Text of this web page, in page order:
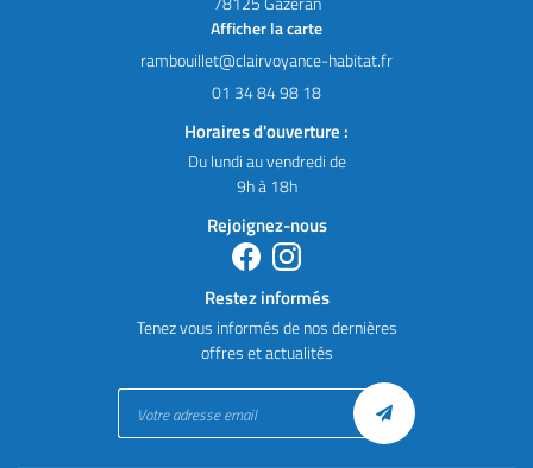
Afficher la carte
01 34 84 98 18
Horaires d'ouverture :
Du lundi au vendredi de
9h à 18h
Rejoignez-nous
Restez informés
Tenez vous informés de nos dernières
offres et actualités